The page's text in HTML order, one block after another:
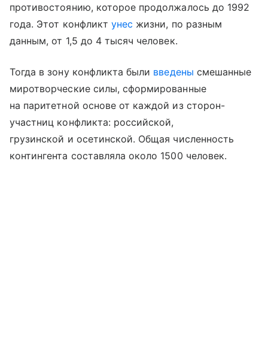
противостоянию, которое продолжалось до 1992
года. Этот конфликт унес жизни, по разным
данным, от 1,5 до 4 тысяч человек.
Тогда в зону конфликта были введены смешанные
миротворческие силы, сформированные
на паритетной основе от каждой из сторон-
участниц конфликта: российской,
грузинской и осетинской. Общая численность
контингента составляла около 1500 человек.